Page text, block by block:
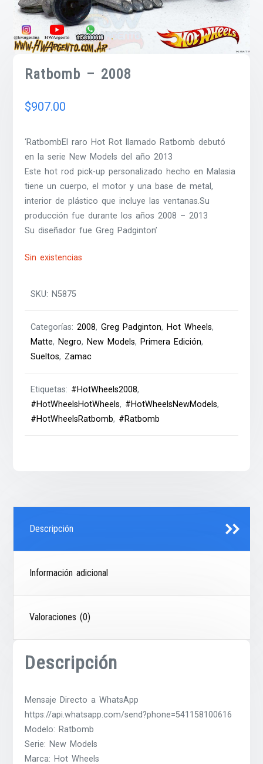
Ratbomb – 2008
$907.00
‘RatbombEl raro Hot Rot llamado Ratbomb debutó
en la serie New Models del año 2013
Este hot rod pick-up personalizado hecho en Malasia
tiene un cuerpo, el motor y una base de metal,
interior de plástico que incluye las ventanas.Su
producción fue durante los años 2008 – 2013
Su diseñador fue Greg Padginton’
Sin existencias
SKU: N5875
Categorías:2008,Greg Padginton, Hot Wheels,
Matte, Negro, New Models, Primera Edición,
Sueltos, Zamac
Etiquetas: #HotWheels2008,
#HotWheelsHotWheels, #HotWheelsNewModels,
#HotWheelsRatbomb, #Ratbomb
Descripción
Información adicional
Valoraciones (0)
Descripción
Mensaje Directo a WhatsApp
https://api.whatsapp.com/send?phone=541158100616
Modelo: Ratbomb
Serie: New Models
Marca: Hot Wheels